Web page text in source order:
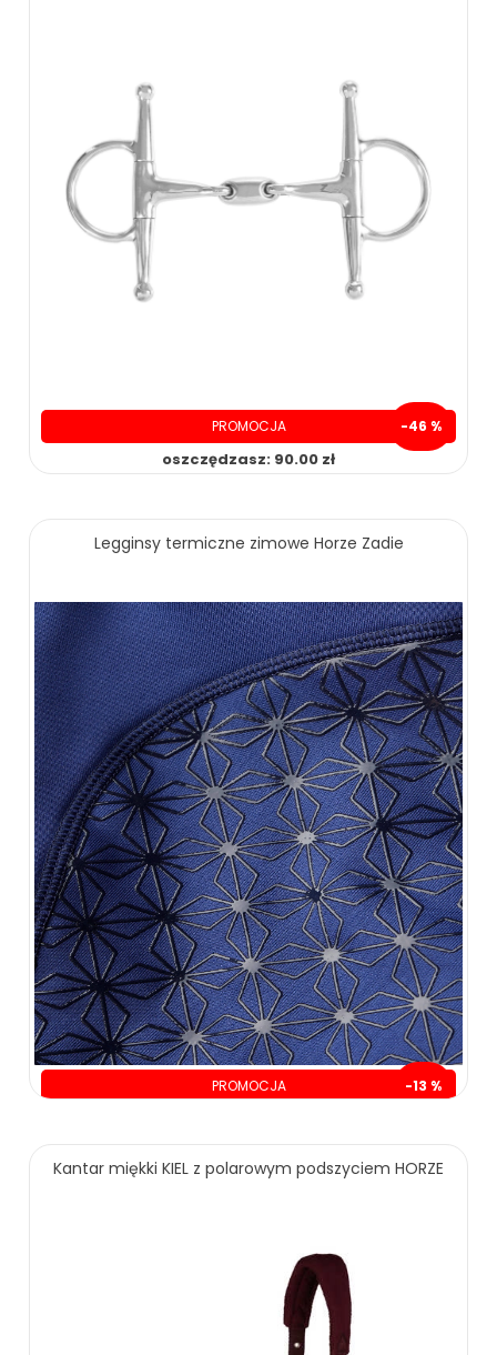
PROMOCJA -46 %
oszczędzasz: 90.00 zł
Legginsy termiczne zimowe Horze Zadie
PROMOCJA -13 %
219.00 zł
Kantar miękki KIEL z polarowym podszyciem HORZE